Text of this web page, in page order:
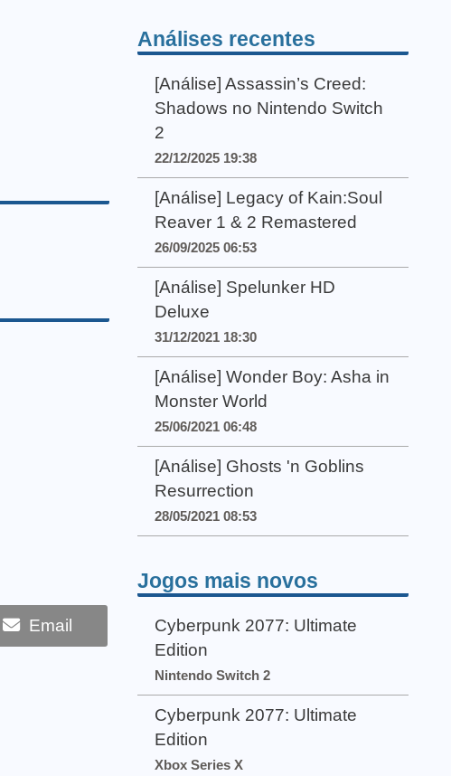
Email
Análises recentes
[Análise] Assassin’s Creed:
Shadows no Nintendo Switch
2
22/12/2025 19:38
[Análise] Legacy of Kain:Soul
Reaver 1 & 2 Remastered
26/09/2025 06:53
[Análise] Spelunker HD
Deluxe
31/12/2021 18:30
[Análise] Wonder Boy: Asha in
Monster World
25/06/2021 06:48
[Análise] Ghosts 'n Goblins
Resurrection
28/05/2021 08:53
Jogos mais novos
Cyberpunk 2077: Ultimate
Edition
Nintendo Switch 2
Cyberpunk 2077: Ultimate
Edition
Xbox Series X